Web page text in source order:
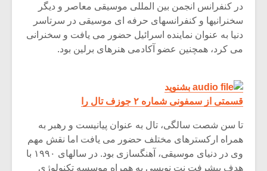
در کنفرانس انجمن بین المللی موسیقی معاصر و دیگر
سخنرانیها و کنفرانسهای حرفه ای موسیقی در سرتاسر
دنیا به عنوان نماینده اسرائیل حضور می یافت و سخنرانی
می کرد، همچنین عضو آکادمی هنرهای برلین بود.
بشنوید
قسمتی از سمفونی شماره ۲ جوزف تال را
تا سن شصت سالگی، تال به عنوان پیانیست و رهبر به
همراه ارکسترهای مختلف حضور می یافت اما نقش مهم
وی در دنیای موسیقی، آهنگسازی بود. در سالهای ۱۹۹۰ با
هدف پیشرفت نت نویسی به همراه موسسه تکنولوژی